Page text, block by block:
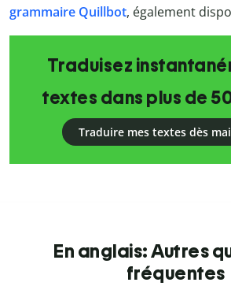
grammaire Quillbot, également
Traduisez
textes dans plus de
Traduire mes textes dès
En anglais: Autres
fréquentes